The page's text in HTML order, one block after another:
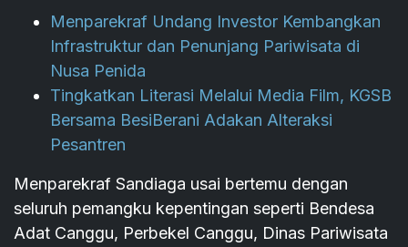
Menparekraf Undang Investor Kembangkan
Infrastruktur dan Penunjang Pariwisata di
Nusa Penida
Tingkatkan Literasi Melalui Media Film, KGSB
Bersama BesiBerani Adakan Alteraksi
Pesantren
Menparekraf Sandiaga usai bertemu dengan
seluruh pemangku kepentingan seperti Bendesa
Adat Canggu, Perbekel Canggu, Dinas Pariwisata